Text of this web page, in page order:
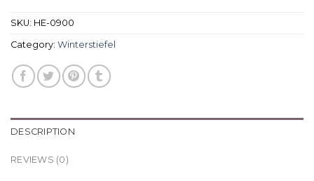
SKU: HE-0900
Category: Winterstiefel
DESCRIPTION
REVIEWS (0)